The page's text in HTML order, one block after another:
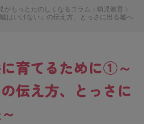
がもっとたのしくなるコラム
幼児教育
はいけない」の伝え方、とっさに出る嘘へ
育てるために①～
伝え方、とっさに